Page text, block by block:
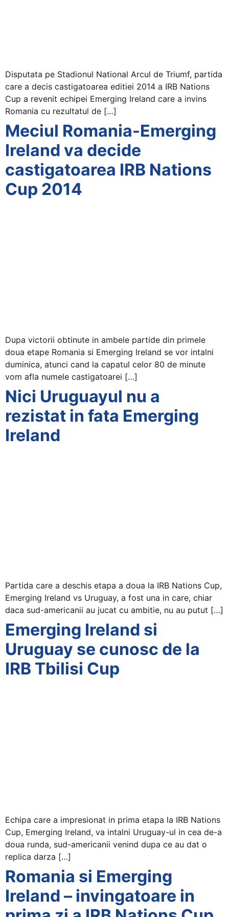
the
screen
reader
to
you
navigate
and
interact
with
the
Disputata pe Stadionul National Arcul de Triumf, partida
care a decis castigatoarea editiei 2014 a IRB Nations
Cup a revenit echipei Emerging Ireland care a invins
Romania cu rezultatul de […]
Meciul Romania-Emerging
Ireland va decide
castigatoarea IRB Nations
Cup 2014
Dupa victorii obtinute in ambele partide din primele
doua etape Romania si Emerging Ireland se vor intalni
duminica, atunci cand la capatul celor 80 de minute
vom afla numele castigatoarei […]
Nici Uruguayul nu a
rezistat in fata Emerging
Ireland
Partida care a deschis etapa a doua la IRB Nations Cup,
Emerging Ireland vs Uruguay, a fost una in care, chiar
daca sud-americanii au jucat cu ambitie, nu au putut […]
Emerging Ireland si
Uruguay se cunosc de la
IRB Tbilisi Cup
Echipa care a impresionat in prima etapa la IRB Nations
Cup, Emerging Ireland, va intalni Uruguay-ul in cea de-a
doua runda, sud-americanii venind dupa ce au dat o
replica darza […]
Romania si Emerging
Ireland – invingatoare in